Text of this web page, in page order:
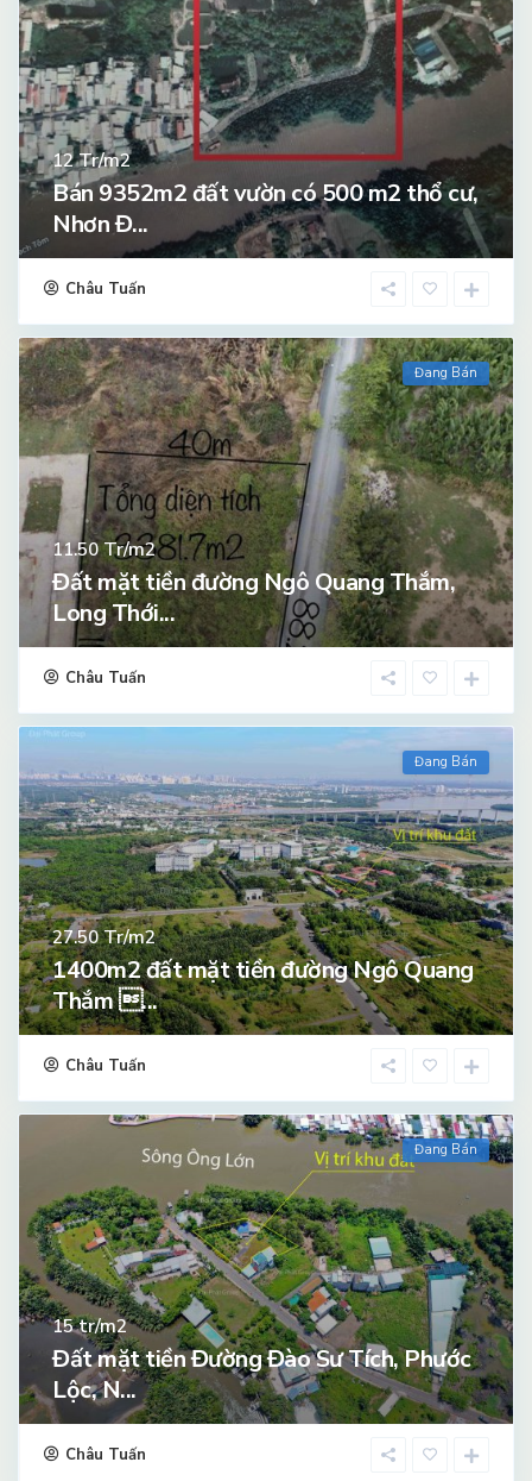
12Tr/m2
Bán 9352m2 đất vườn có 500 m2 thổ cư,
Nhơn Đ...
Châu Tuấn
Đang Bán
11.50Tr/m2
Đất mặt tiền đường Ngô Quang Thắm,
Long Thới...
Châu Tuấn
Đang Bán
27.50Tr/m2
1400m2 đất mặt tiền đường Ngô Quang
Thắm ...
Châu Tuấn
Đang Bán
15tr/m2
Đất mặt tiền Đường Đào Sư Tích, Phước
Lộc, N...
Châu Tuấn